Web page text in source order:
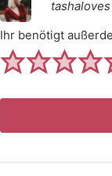
tashaloves
Ihr benötigt